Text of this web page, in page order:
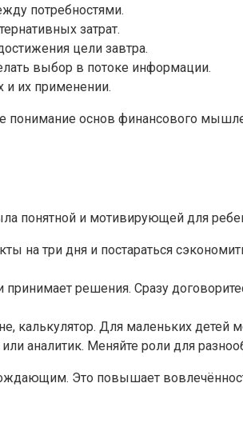
потребностями.
затрат.
цели завтра.
выбор в потоке информации.
и их применении.
понимание основ финансового
понятной и мотивирующей для
на три дня и постараться
принимает решения. Сразу
калькулятор. Для маленьких детей
аналитик. Меняйте роли для
Это повышает